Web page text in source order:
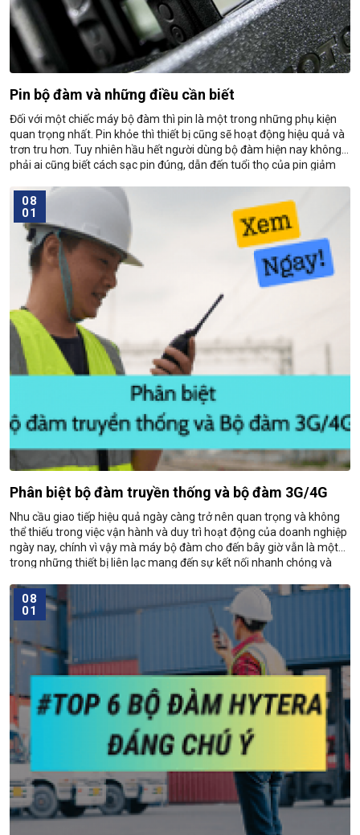
Pin bộ đàm và những điều cần biết
Đối với một chiếc máy bộ đàm thì pin là một trong những phụ kiện
quan trọng nhất. Pin khỏe thì thiết bị cũng sẽ hoạt động hiệu quả và
trơn tru hơn. Tuy nhiên hầu hết người dùng bộ đàm hiện nay không
phải ai cũng biết cách sạc pin đúng, dẫn đến tuổi thọ của pin giảm
08
01
Phân biệt bộ đàm truyền thống và bộ đàm 3G/4G
Nhu cầu giao tiếp hiệu quả ngày càng trở nên quan trọng và không
thể thiếu trong việc vận hành và duy trì hoạt động của doanh nghiệp
ngày nay, chính vì vậy mà máy bộ đàm cho đến bây giờ vẫn là một
trong những thiết bị liên lạc mang đến sự kết nối nhanh chóng và
được nó!
08
01